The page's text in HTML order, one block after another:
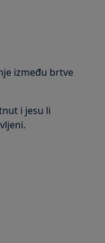
između brtve
i jesu li